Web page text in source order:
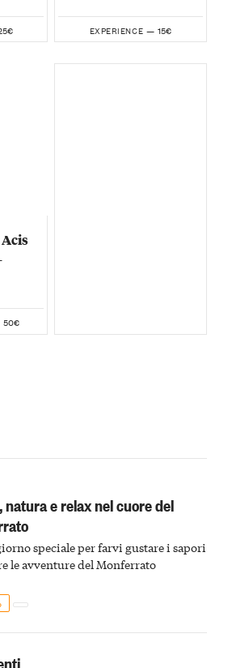
EXPERIENCE — 15€
50€
natura e relax nel cuore del
speciale per farvi gustare i sapori
le avventure del Monferrato